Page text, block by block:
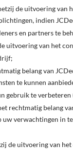
de uitvoering van
indien
en partners te
van het
belang van
te kunnen
gebruik te
belang
verwachtingen in
uitvoering van